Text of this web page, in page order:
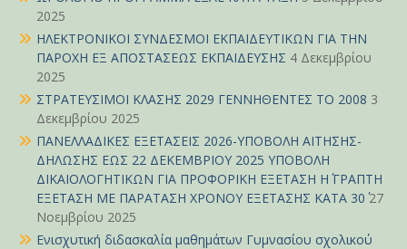
2025
ΗΛΕΚΤΡΟΝΙΚΟΙ ΣΥΝΔΕΣΜΟΙ ΕΚΠΑΙΔΕΥΤΙΚΩΝ ΓΙΑ ΤΗΝ
ΠΑΡΟΧΗ ΕΞ ΑΠΟΣΤΑΣΕΩΣ ΕΚΠΑΙΔΕΥΣΗΣ 4 Δεκεμβρίου
2025
ΣΤΡΑΤΕΥΣΙΜΟΙ ΚΛΑΣΗΣ 2029 ΓΕΝΝΗΘΕΝΤΕΣ ΤΟ 2008 3
Δεκεμβρίου 2025
ΠΑΝΕΛΛΑΔΙΚΕΣ ΕΞΕΤΑΣΕΙΣ 2026-ΥΠΟΒΟΛΗ ΑΙΤΗΣΗΣ-
ΔΗΛΩΣΗΣ ΕΩΣ 22 ΔΕΚΕΜΒΡΙΟΥ 2025 ΥΠΟΒΟΛΗ
ΔΙΚΑΙΟΛΟΓΗΤΙΚΩΝ ΓΙΑ ΠΡΟΦΟΡΙΚΗ ΕΞΕΤΑΣΗ Η΄ ΓΡΑΠΤΗ
ΕΞΕΤΑΣΗ ΜΕ ΠΑΡΑΤΑΣΗ ΧΡΟΝΟΥ ΕΞΕΤΑΣΗΣ ΚΑΤΑ 30΄ 27
Νοεμβρίου 2025
Ενισχυτική διδασκαλία μαθημάτων Γυμνασίου σχολικού